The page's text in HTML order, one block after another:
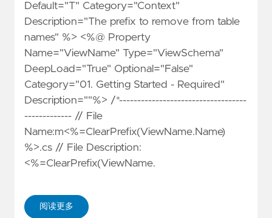
Default="T" Category="Context"
Description="The prefix to remove from table
names" %> <%@ Property
Name="ViewName" Type="ViewSchema"
DeepLoad="True" Optional="False"
Category="01. Getting Started - Required"
Description=""%> /*-----------------------------------
------------- // File
Name:m<%=ClearPrefix(ViewName.Name)
%>.cs // File Description:
<%=ClearPrefix(ViewName.
阅读更多